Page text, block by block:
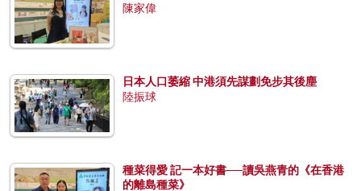
陳家偉
日本人口萎縮 中港須先謀劃免步其後塵
陸振球
種菜得愛 記一本好書──讀吳燕青的《在香港
的離島種菜》